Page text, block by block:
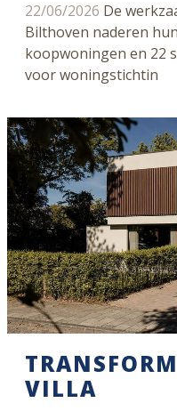
22/06/2026 De
Bilthoven naderen
koopwoningen en 22
voor woningstichtin
VILLA